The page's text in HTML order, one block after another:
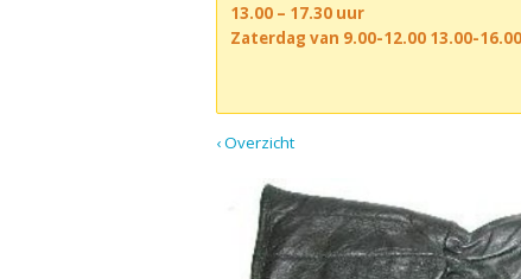
13.00 – 17.30 uur
Zaterdag van 9.00-12.00 13.00-16.00
‹ Overzicht